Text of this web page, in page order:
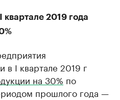
2019 года
в I квартале 2019 г
на 30% по
прошлого года —